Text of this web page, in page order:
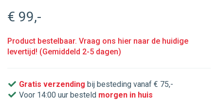
€ 99,-
Product bestelbaar. Vraag ons hier naar de huidige
levertijd! (Gemiddeld 2-5 dagen)
Gratis verzending bij besteding vanaf € 75,-
Voor 14:00 uur besteld morgen in huis